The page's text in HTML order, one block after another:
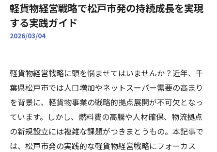
軽貨物経営戦略で松戸市発の持続成長を実現
する実践ガイド
2026/03/04
軽貨物経営戦略に頭を悩ませてはいませんか？近年、千
葉県松戸市では人口増加やネットスーパー需要の高まり
を背景に、軽貨物事業の戦略的拠点展開が不可欠となっ
ています。しかし、燃料費の高騰や人材確保、物流拠点
の新規設立には複雑な課題がつきまとうもの。本記事で
は、松戸市発の実践的な軽貨物経営戦略にフォーカス